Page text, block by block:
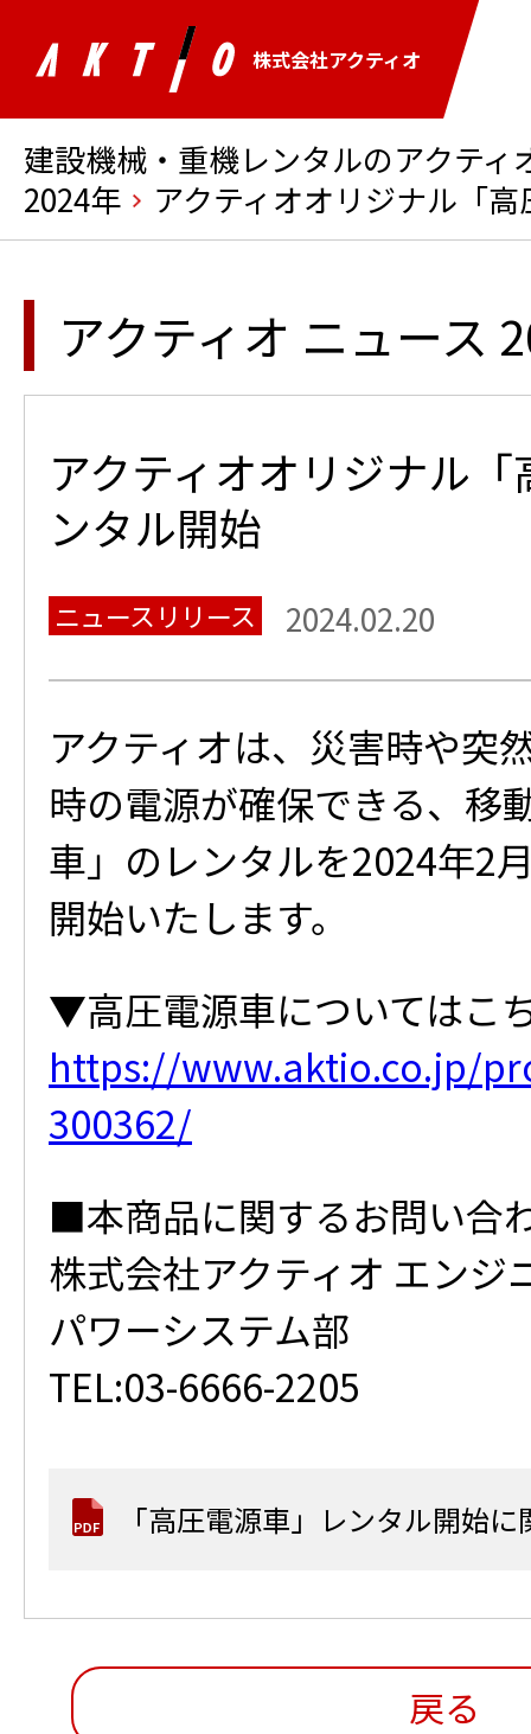
株式会社アクティオ
建設機械・重機レンタルのアクティ
2024年
アクティオオリジナル「
アクティオ ニュース
アクティオオリジナル
ンタル開始
ニュースリリース 2024.02.20
アクティオは、災害時や突
時の電源が確保できる、移
車」のレンタルを2024年2
開始いたします。
▼高圧電源車についてはこ
https://www.aktio.co.jp/
300362/
■本商品に関するお問い合
株式会社アクティオ エンジ
パワーシステム部
TEL:03-6666-2205
「高圧電源車」レンタル開始
戻る